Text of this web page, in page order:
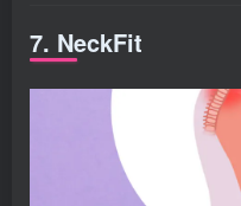
7. NeckFit